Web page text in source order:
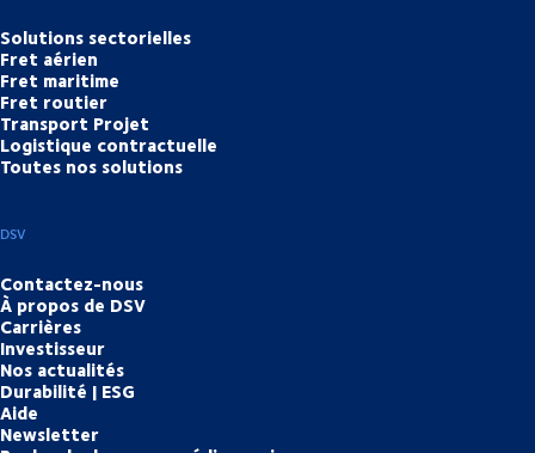
Solutions sectorielles
Fret aérien
Fret maritime
Fret routier
Transport Projet
Logistique contractuelle
Toutes nos solutions
DSV
Contactez-nous
À propos de DSV
Carrières
Investisseur
Nos actualités
Durabilité | ESG
Aide
Newsletter